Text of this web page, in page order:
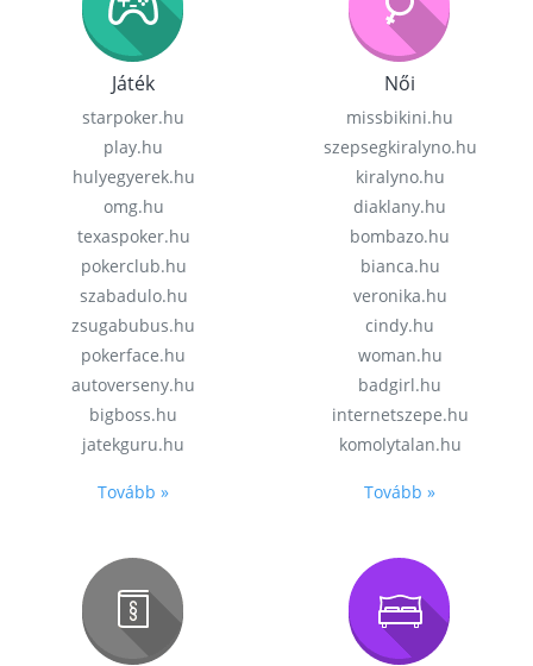
Játék
starpoker.hu
play.hu
hulyegyerek.hu
omg.hu
texaspoker.hu
pokerclub.hu
szabadulo.hu
zsugabubus.hu
pokerface.hu
autoverseny.hu
bigboss.hu
jatekguru.hu
Tovább »
Női
missbikini.hu
szepsegkiralyno.hu
kiralyno.hu
diaklany.hu
bombazo.hu
bianca.hu
veronika.hu
cindy.hu
woman.hu
badgirl.hu
internetszepe.hu
komolytalan.hu
Tovább »